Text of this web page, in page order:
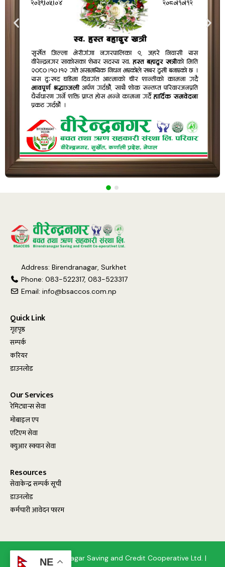
Address: Birendranagar, Surkhet
Phone: 083-522317, 083-523317
Email: info@bsaccos.com.np
Quick Link
गृहपृष्ठ
सम्पर्क
करियर
डाउनलोड
Our Services
रेमिट्यान्स सेवा
मोबाइल एप
एटिएम सेवा
क्युआर स्क्यान सेवा
Resources
सेवाकेन्द्र सम्पर्क सूची
डाउनलोड
कर्मचारी आवेदन फारम
© 2025, Birendranagar Saving and Credit Cooperative Ltd. |
NE